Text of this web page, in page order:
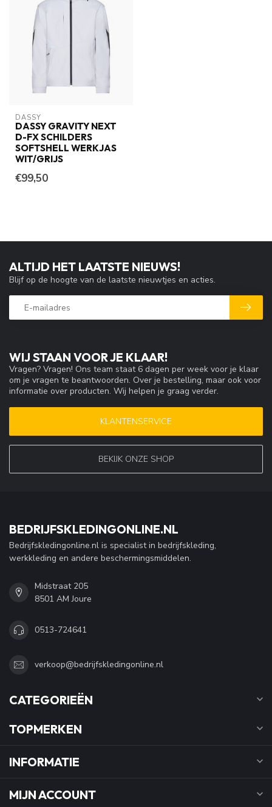
DASSY
DASSY GRAVITY NEXT
D-FX SCHILDERS
SOFTSHELL WERKJAS
WIT/GRIJS
€99,50
WIJ STAAN VOOR JE KLAAR!
Vragen? Vragen! Ons team staat 6 dagen per week voor je klaar
om je vragen te beantwoorden. Over je bestelling, maar ook voor
informatie over producten. Wij helpen je graag verder.
KLANTENSERVICE
BEKIJK ONZE SHOP
ALTIJD HET LAATSTE NIEUWS!
Blijf op de hoogte van de laatste nieuwtjes en acties.
BEDRIJFSKLEDINGONLINE.NL
Bedrijfskledingonline.nl is specialist in bedrijfskleding,
werkkleding en andere beschermingsmiddelen.
Midstraat 205
8501 AM Joure
0513-724641
verkoop@bedrijfskledingonline.nl
CATEGORIEËN
TOPMERKEN
INFORMATIE
MIJN ACCOUNT